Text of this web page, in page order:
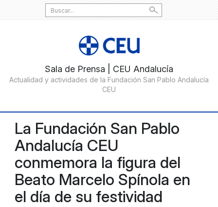
Search
for:
La Fundación San Pablo
Andalucía CEU
conmemora la figura del
Beato Marcelo Spínola en
el día de su festividad